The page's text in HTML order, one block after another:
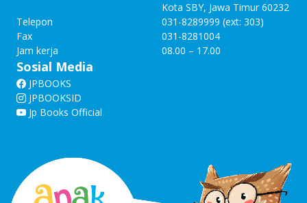
Kota SBY, Jawa Timur 60232
Telepon
031-8289999 (ext: 303)
Fax
031-8281004
Jam kerja
08.00 – 17.00
Sosial Media
JPBOOKS
JPBOOKSID
Jp Books Official